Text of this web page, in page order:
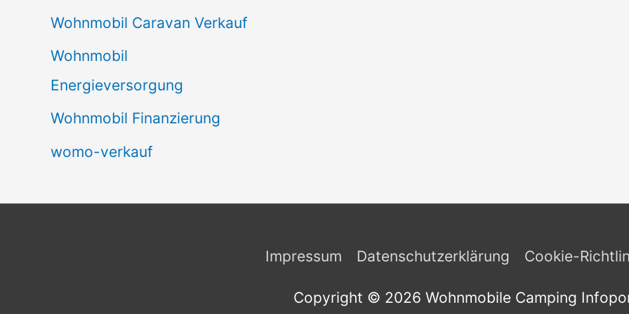
Wohnmobil Caravan Verkauf
Wohnmobil
Energieversorgung
Wohnmobil Finanzierung
womo-verkauf
Impressum Datenschutzerklärung Cookie-
Copyright © 2026 Wohnmobile Camping